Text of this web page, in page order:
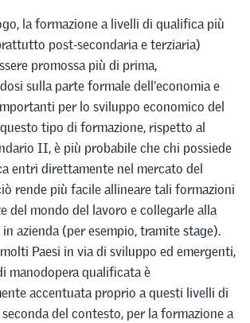
la formazione a livelli di qualifica più
post-secondaria e terziaria)
promossa più di prima,
sulla parte formale dell’economia e
per lo sviluppo economico del
questo tipo di formazione, rispetto al
II, è più probabile che chi possiede
entri direttamente nel mercato del
rende più facile allineare tali formazioni
del mondo del lavoro e collegarle alla
azienda (per esempio, tramite stage).
Paesi in via di sviluppo ed emergenti,
manodopera qualificata è
accentuata proprio a questi livelli di
del contesto, per la formazione a